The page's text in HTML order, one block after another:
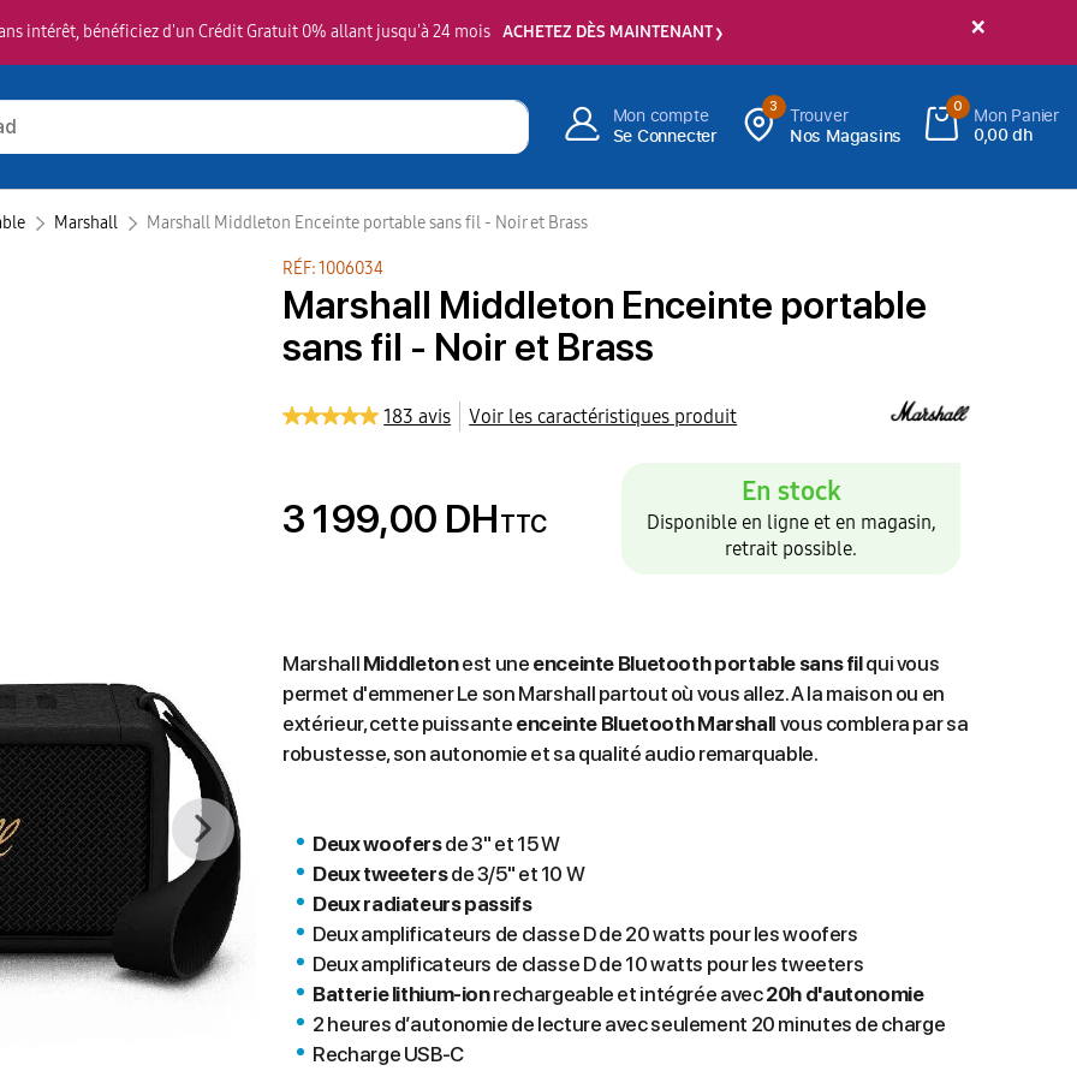
×
intérêt, bénéficiez d'un Crédit Gratuit 0% allant jusqu'à 24 mois ACHETEZ DÈS MAINTENANT
Mon compte
Se Connecter
3
Trouver
Nos Magasins
0
Mon Panier
0,00 dh
Marshall‎ Marshall Middleton Enceinte portable sans fil - Noir et Brass
RÉF: 1006034
Marshall Middleton Enceinte portable
sans fil - Noir et Brass
183 avis Voir les caractéristiques produit
3 199,00 DHTTC
En stock
Disponible en ligne et en magasin,
retrait possible.
Marshall Middletonest une enceinte Bluetooth portable sans filqui vous
permet d'emmener Le son Marshall partout où vous allez. A la maison ou en
extérieur, cette puissante enceinte Bluetooth Marshall vous comblera par sa
robustesse, son autonomie et sa qualité audio remarquable.
Deux woofersde 3" et 15 W
Deux tweetersde 3/5" et 10 W
Deux radiateurs passifs
Deux amplificateurs de classe D de 20 watts pour les woofers
Deux amplificateurs de classe D de 10 watts pour les tweeters
Batterie lithium-ionrechargeable et intégrée avec20h d'autonomie
2 heures d’autonomie de lecture avec seulement 20 minutes de charge
Recharge USB-C